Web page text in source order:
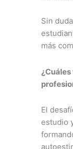
Sin
más
El
estudio